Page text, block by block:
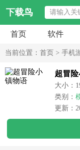
下载鸟
首页 软件
当前位置： 首页 > 手机
超冒
大小：
类别：
更新：